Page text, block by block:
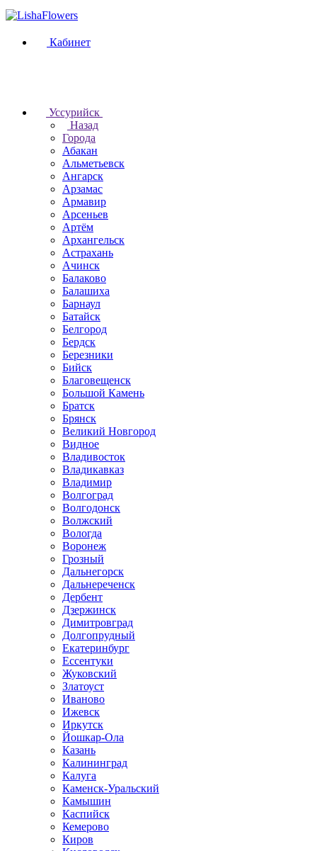
Кабинет
Уссурийск
Назад
Города
Абакан
Альметьевск
Ангарск
Арзамас
Армавир
Арсеньев
Артём
Архангельск
Астрахань
Ачинск
Балаково
Балашиха
Барнаул
Батайск
Белгород
Бердск
Березники
Бийск
Благовещенск
Большой Камень
Братск
Брянск
Великий Новгород
Видное
Владивосток
Владикавказ
Владимир
Волгоград
Волгодонск
Волжский
Вологда
Воронеж
Грозный
Дальнегорск
Дальнереченск
Дербент
Дзержинск
Димитровград
Долгопрудный
Екатеринбург
Ессентуки
Жуковский
Златоуст
Иваново
Ижевск
Иркутск
Йошкар-Ола
Казань
Калининград
Калуга
Каменск-Уральский
Камышин
Каспийск
Кемерово
Киров